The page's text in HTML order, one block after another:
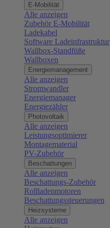
E-Mobilität
Alle anzeigen
Zubehör E-Mobilität
Ladekabel
Software Ladeinfrastruktur
Wallbox-Standfüße
Wallboxen
Energiemanagement
Alle anzeigen
Stromwandler
Energiemanager
Energiezähler
Photovoltaik
Alle anzeigen
Leistungsoptimierer
Montagematerial
PV-Zubehör
Beschattungen
Alle anzeigen
Beschattungs-Zubehör
Rollladenmotoren
Beschattungssteuerungen
Heizsysteme
Alle anzeigen